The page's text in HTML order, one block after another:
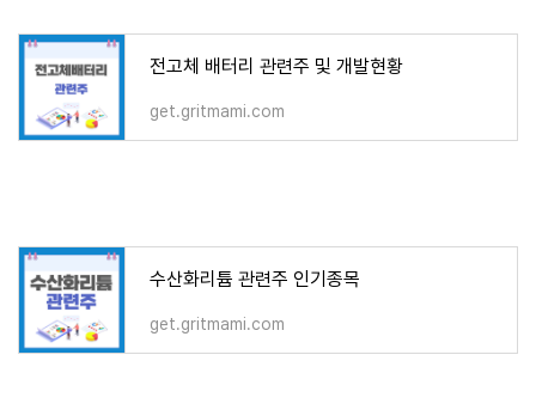
전고체 배터리 관련주 및 개발현황
get.gritmami.com
수산화리튬 관련주 인기종목
get.gritmami.com